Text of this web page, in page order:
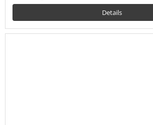
Details